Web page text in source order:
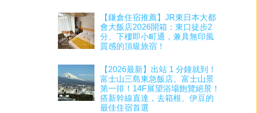
【鎌倉住宿推薦】JR東日本大都
會大飯店2026開箱：東口徒步2
分、下樓即小町通，兼具無印風
質感的頂級旅宿！
【2026最新】出站 1 分鐘就到！
富士山三島東急飯店。富士山景
第一排！14F展望浴場飽覽絕景！
搭新幹線直達，去箱根、伊豆的
最佳住宿首選